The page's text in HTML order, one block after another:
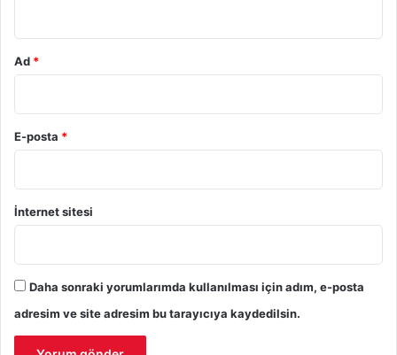
Ad *
E-posta *
İnternet sitesi
Daha sonraki yorumlarımda kullanılması için adım, e-posta
adresim ve site adresim bu tarayıcıya kaydedilsin.